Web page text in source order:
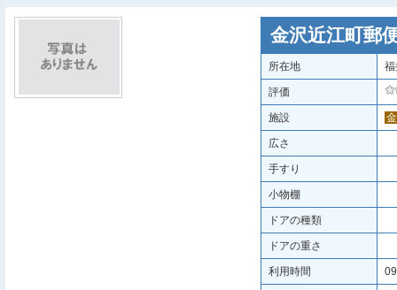
金沢近江町郵
所在地
評価
施設 金
広さ
手すり
小物棚
ドアの種類
ドアの重さ
利用時間